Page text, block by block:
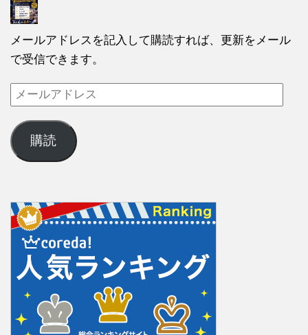
メールアドレスを記入して購読すれば、更新をメール
で受信できます。
購読